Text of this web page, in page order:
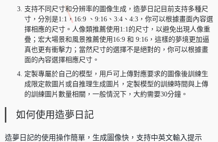
支持不同尺寸和分辨率的圖像生成，造夢日記目前支持多種尺
寸，分別是1:1，16:9 、9:16、3:4、4:3，你可以根據畫面內容選
擇相應的尺寸。人像類推薦使用1:1的尺寸，以避免出現人像重
疊；宏大場景和風景推薦使用16:9 和 9:16，這樣的夢境更加逼
真也更有衝擊力；當然尺寸的選擇不是絕對的，你可以根據畫
面的內容選擇相應尺寸。
定製專屬於自己的模型，用戶可上傳對應要求的圖像後訓練生
成限定款圖片或自推理生成圖片，定製模型的訓練時間與上傳
的訓練圖片數量相關，一般情況下，大約需要30分鐘。
如何使用造夢日記
造夢日記的使用操作簡單，生成圖像快，支持中英文輸入提示